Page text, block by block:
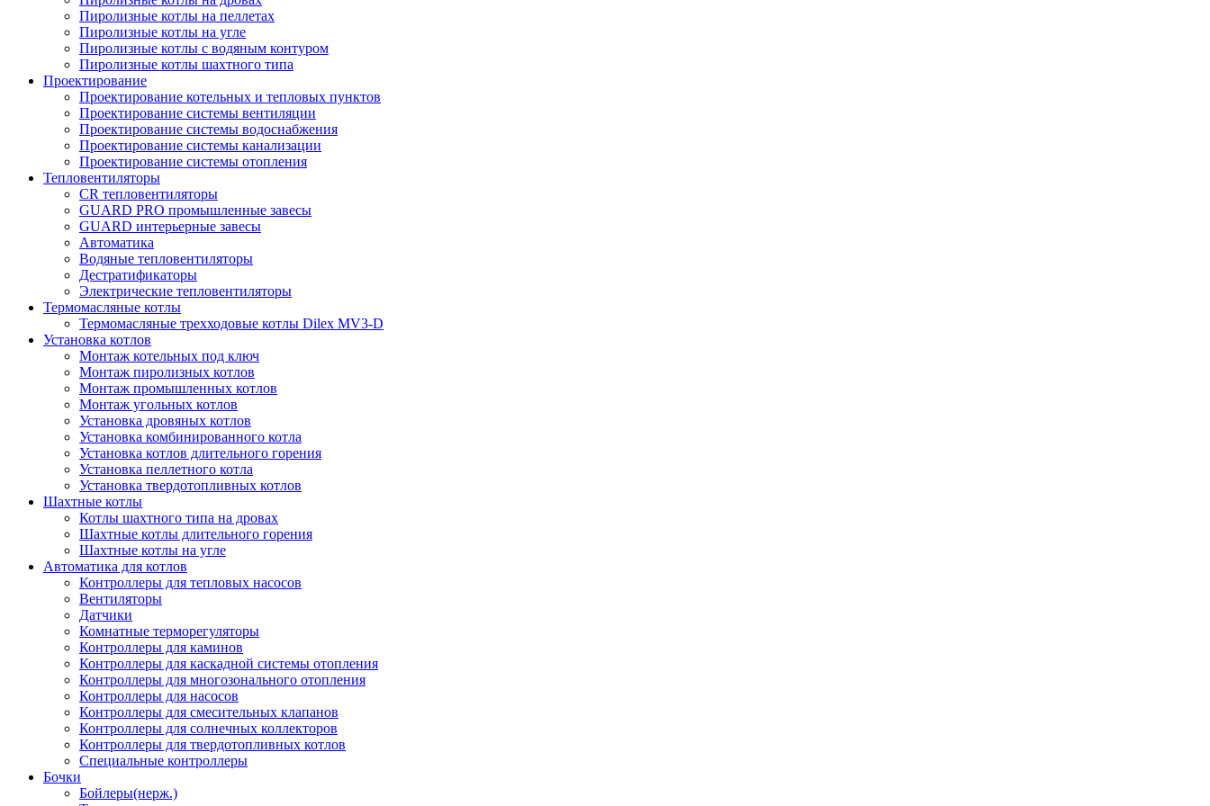
Пиролизные котлы на пеллетах
Пиролизные котлы на угле
Пиролизные котлы с водяным контуром
Пиролизные котлы шахтного типа
Проектирование
Проектирование котельных и тепловых пунктов
Проектирование системы вентиляции
Проектирование системы водоснабжения
Проектирование системы канализации
Проектирование системы отопления
Тепловентиляторы
CR тепловентиляторы
GUARD PRO промышленные завесы
GUARD интерьерные завесы
Автоматика
Водяные тепловентиляторы
Дестратификаторы
Электрические тепловентиляторы
Термомасляные котлы
Термомасляные трехходовые котлы Dilex MV3-D
Установка котлов
Монтаж котельных под ключ
Монтаж пиролизных котлов
Монтаж промышленных котлов
Монтаж угольных котлов
Установка дровяных котлов
Установка комбинированного котла
Установка котлов длительного горения
Установка пеллетного котла
Установка твердотопливных котлов
Шахтные котлы
Котлы шахтного типа на дровах
Шахтные котлы длительного горения
Шахтные котлы на угле
Автоматика для котлов
Контроллеры для тепловых насосов
Вентиляторы
Датчики
Комнатные терморегуляторы
Контроллеры для каминов
Контроллеры для каскадной системы отопления
Контроллеры для многозонального отопления
Контроллеры для насосов
Контроллеры для смесительных клапанов
Контроллеры для солнечных коллекторов
Контроллеры для твердотопливных котлов
Специальные контроллеры
Бочки
Бойлеры(нерж.)